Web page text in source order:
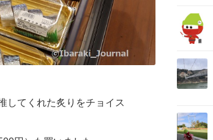
してくれた炙りをチョイス